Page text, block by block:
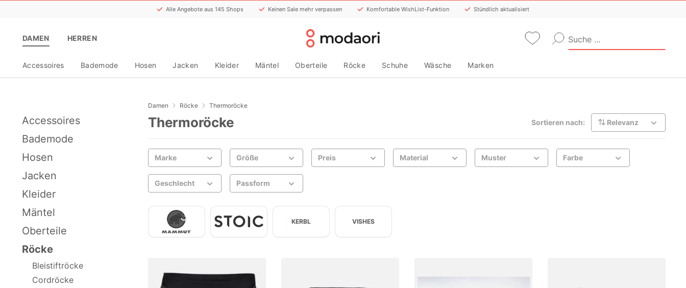
Alle Angebote aus 145 Shops Keinen Sale mehr verpassen Komfortable WishList-Funktion Stündlich aktualisiert
DAMEN HERREN
Accessoires Bademode Hosen Jacken Kleider Mäntel Oberteile Röcke Schuhe Wäsche Marken
Accessoires
Bademode
Hosen
Jacken
Kleider
Mäntel
Oberteile
Röcke
Bleistiftröcke
Cordröcke
Damen Röcke Thermoröcke
Thermoröcke Sortieren nach: Relevanz
Marke Größe Preis Material Muster Farbe
Geschlecht Passform
KERBL VISHES